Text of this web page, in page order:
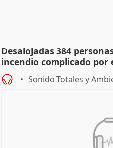
Desalojadas 384
incendio complicado por
Sonido Totales y